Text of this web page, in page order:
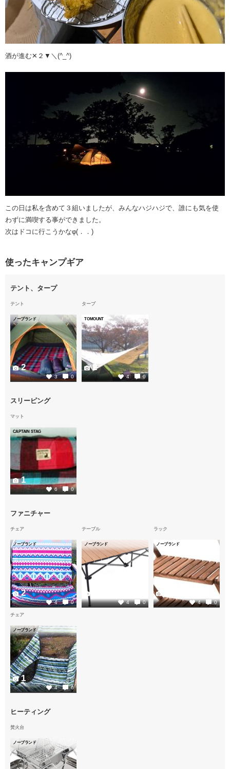
酒が進む✕２▼＼(^_^)
この日は私を含めて３組いましたが、みんなハジハジで、誰にも気を使
わずに満喫する事ができました。
次はドコに行こうかなφ(．．)
使ったキャンプギア
テント、タープ
テント
ノーブランド
3 0
2
タープ
TOMOUNT
4 0
2
スリーピング
マット
CAPTAIN STAG
6 0
1
ファニチャー
チェア
ノーブランド
4 0
2
テーブル
ノーブランド
4 0
ラック
ノーブランド
4 0
チェア
ノーブランド
4 0
1
ヒーティング
焚火台
ノーブランド